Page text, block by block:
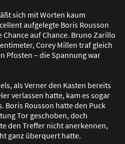
ßt sich mit Worten kaum
aufgelegte Boris Rousson
auf Chance. Bruno Zarillo
Corey Millen traf gleich
Pfosten – die Spannung war
als Verner den Kasten bereits
verlassen hatte, kam es sogar
Boris Rousson hatte den Puck
Tor geschoben, doch
den Treffer nicht anerkennen,
ganz überquert hatte.